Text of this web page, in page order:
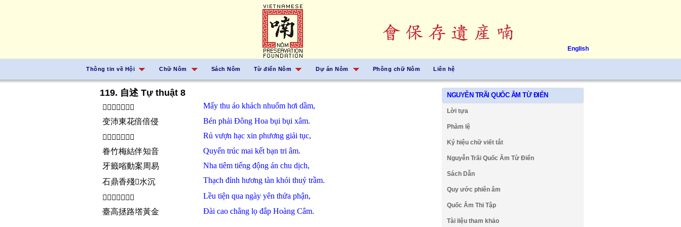
English
Thông tin về Hội Chữ Nôm Sách Nôm Từ điển Nôm Dự án Nôm Phông chữ Nôm Liên hệ
119. 自述 Tự thuật 8
𠇍秋襖客染唏淫 Mấy thu áo khách nhuốm hơi dầm,
变沛東花倍倍侵
Bén phải Đông Hoa bụi bụi xâm.
𫫵猿鶴嗔方解俗
Rủ vượn hạc xin phương giải tục,
眷竹梅結伴知音
Quyến trúc mai kết bạn tri âm.
牙籤㗂動案周易
Nha tiêm tiếng động án chu dịch,
石鼎香殘𤌋水沉
Thạch đỉnh hương tàn khói thuỷ trầm.
𦫼賤戈𣈜安所分
Lều tiện qua ngày yên thửa phận,
臺高拯路㙮黃金
Đài cao chẳng lọ đắp Hoàng Câm.
NGUYỄN TRÃI QUỐC ÂM TỪ ĐIỂN
Lời tựa
Phàm lệ
Ký hiệu chữ viết tắt
Nguyễn Trãi Quốc Âm Từ Điển
Sách Dẫn
Quy ước phiên âm
Quốc Âm Thi Tập
Tài liệu tham khảo